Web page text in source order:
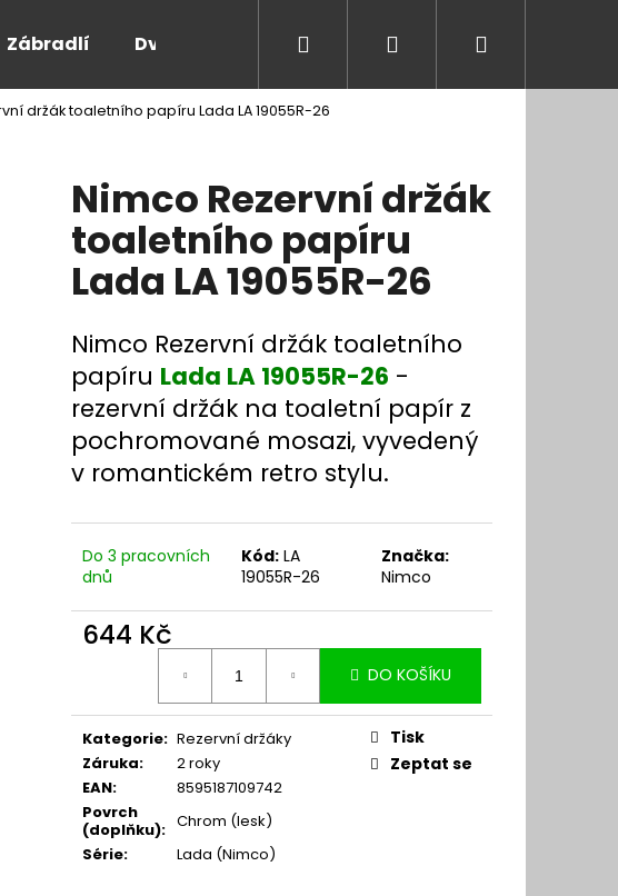
Zábradlí Dveře a zárubně Kontakt Blog
Přihlášení
držák toaletního papíru Lada LA 19055R-26
Nimco Rezervní držák
toaletního papíru
Lada LA 19055R-26
Nimco Rezervní držák toaletního
papíru Lada LA 19055R-26 -
rezervní držák na toaletní papír z
pochromované mosazi, vyvedený
v romantickém retro stylu.
Do 3 pracovních
dnů
Kód: LA
19055R-26
Značka:
Nimco
644 Kč
DO KOŠÍKU
Kategorie: Rezervní držáky
Záruka:
2 roky
EAN:
8595187109742
Povrch
(doplňku): Chrom (lesk)
Série: Lada (Nimco)
Tisk
Zeptat se